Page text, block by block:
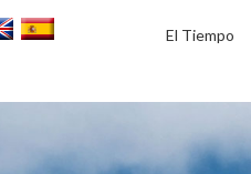
El Tiempo